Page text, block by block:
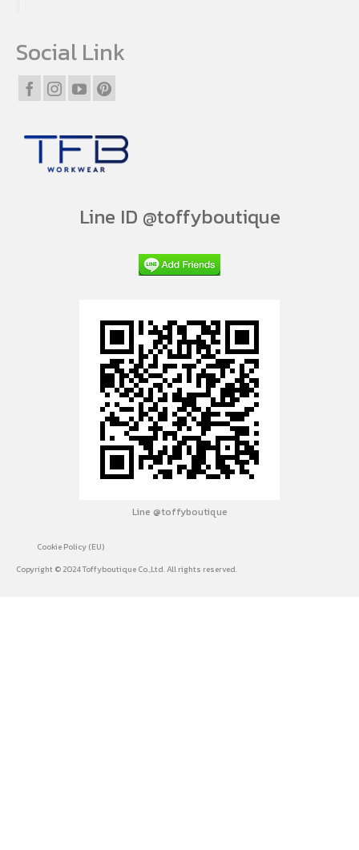
Social Link
Line ID @toffyboutique
Line @toffyboutique
Cookie Policy (EU)
Copyright © 2024 Toffyboutique Co.,Ltd. All rights reserved.